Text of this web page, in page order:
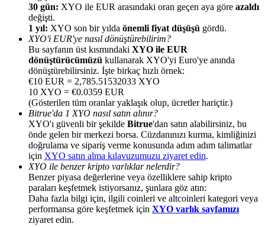
Yönlendirme
Arkadaşını davet et, nakit ödüller kazan
BTC Welcome Rewards
BTC Welcome Rewards
Deposit & Trade BTC to Share 25000 USDT prize pool!
30 gün: XYO ile EUR arasındaki oran geçen aya göre azaldı
değişti.
1 yıl: XYO son bir yılda önemli fiyat düşüşü gördü.
XYO'i EUR'ye nasıl dönüştürebilirim?
Bu sayfanın üst kısmındaki XYO ile EUR
dönüştürücümüzü kullanarak XYO'yi Euro'ye anında
dönüştürebilirsiniz. İşte birkaç hızlı örnek:
€10 EUR = 2,785.51532033 XYO
10 XYO = €0.0359 EUR
(Gösterilen tüm oranlar yaklaşık olup, ücretler hariçtir.)
Bitrue'da 1 XYO nasıl satın alınır?
XYO'ı güvenli bir şekilde Bitrue'dan satın alabilirsiniz, bu
önde gelen bir merkezi borsa. Cüzdanınızı kurma, kimliğinizi
doğrulama ve sipariş verme konusunda adım adım talimatlar
için XYO satın alma kılavuzumuzu ziyaret edin.
XYO ile benzer kripto varlıklar nelerdir?
Benzer piyasa değerlerine veya özelliklere sahip kripto
paraları keşfetmek istiyorsanız, şunlara göz atın:
Daha fazla bilgi için, ilgili coinleri ve altcoinleri kategori veya
performansa göre keşfetmek için XYO varlık sayfamızı
ziyaret edin.